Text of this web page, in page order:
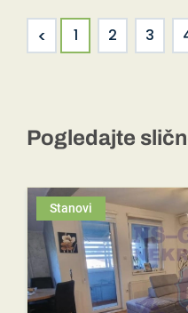
< 1 2 3
Pogledajte
Stanovi